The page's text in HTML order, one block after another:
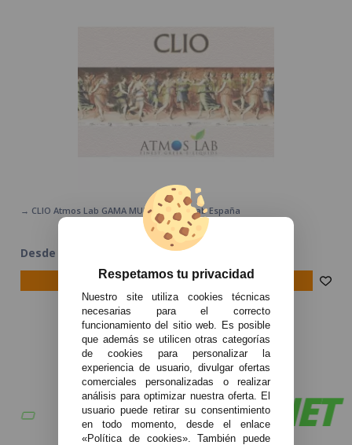
avísame
→ CLIO Atmos Lab GAMA MUSES Atmos Lab España
Desde 4,00€
VAPORPLANET
Respetamos tu privacidad
Nuestro site utiliza cookies técnicas
necesarias para el correcto
funcionamiento del sitio web. Es posible
que además se utilicen otras categorías
de cookies para personalizar la
experiencia de usuario, divulgar ofertas
comerciales personalizadas o realizar
análisis para optimizar nuestra oferta. El
usuario puede retirar su consentimiento
en todo momento, desde el enlace
«Política de cookies». También puede